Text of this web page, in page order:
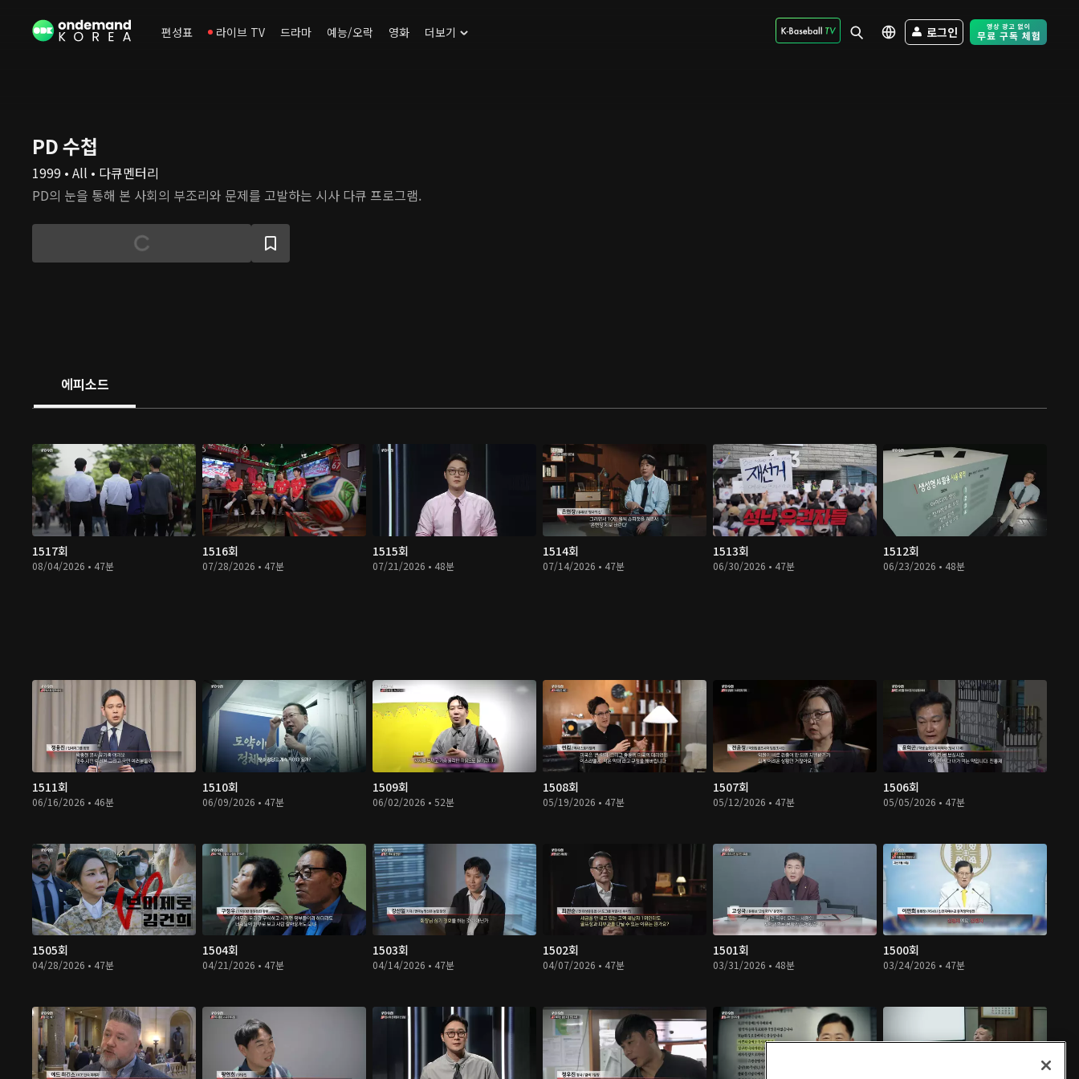
편성표 라이브 TV 드라마 예능/오락 영화 더보기 로그인 Free Trial -
PD 수첩
1999 • All • 다큐멘터리
PD의 눈을 통해 본 사회의 부조리와 문제를 고발하는 시사 다큐 프로그램.
에피소드
1517회
08/04/2026 • 47분
1516회
07/28/2026 • 47분
1515회
07/21/2026 • 48분
1514회
07/14/2026 • 47분
1513회
06/30/2026 • 47분
1512회
06/23/2026 • 48분
1511회
06/16/2026 • 46분
1510회
06/09/2026 • 47분
1509회
06/02/2026 • 52분
1508회
05/19/2026 • 47분
1507회
05/12/2026 • 47분
1506회
05/05/2026 • 47분
1505회
04/28/2026 • 47분
1504회
04/21/2026 • 47분
1503회
04/14/2026 • 47분
1502회
04/07/2026 • 47분
1501회
03/31/2026 • 48분
1500회
03/24/2026 • 47분